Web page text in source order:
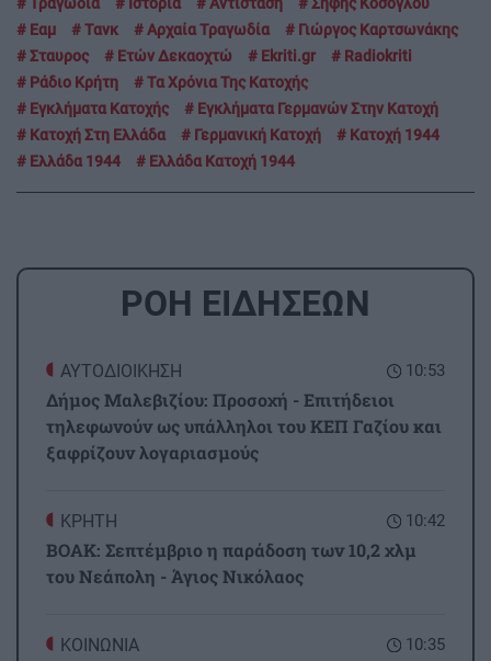
Τραγωδια
Ιστορία Αντίσταση
Σήφης Κοσόγλου
Εαμ
Τανκ Αρχαία Τραγωδία
Γιώργος Καρτσωνάκης
Σταυρος
Ετών Δεκαοχτώ Ekriti.gr
Radiokriti
Ράδιο Κρήτη
Τα Χρόνια Της Κατοχής
Εγκλήματα Κατοχής
Εγκλήματα Γερμανών Στην Κατοχή
Κατοχή Στη Ελλάδα
Γερμανική Κατοχή
Κατοχή 1944
Ελλάδα 1944
Ελλάδα Κατοχή 1944
ΡΟΗ ΕΙΔΗΣΕΩΝ
10:53
ΑΥΤΟΔΙΟΙΚΗΣΗ
Δήμος Μαλεβιζίου: Προσοχή - Επιτήδειοι
τηλεφωνούν ως υπάλληλοι του ΚΕΠ Γαζίου και
ξαφρίζουν λογαριασμούς
10:42
ΚΡΗΤΗ
ΒΟΑΚ: Σεπτέμβριο η παράδοση των 10,2 χλμ
του Νεάπολη - Άγιος Νικόλαος
10:35
ΚΟΙΝΩΝΙΑ